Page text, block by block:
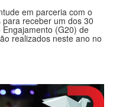
em parceria com o
receber um dos 30
Engajamento (G20) de
realizados neste ano no